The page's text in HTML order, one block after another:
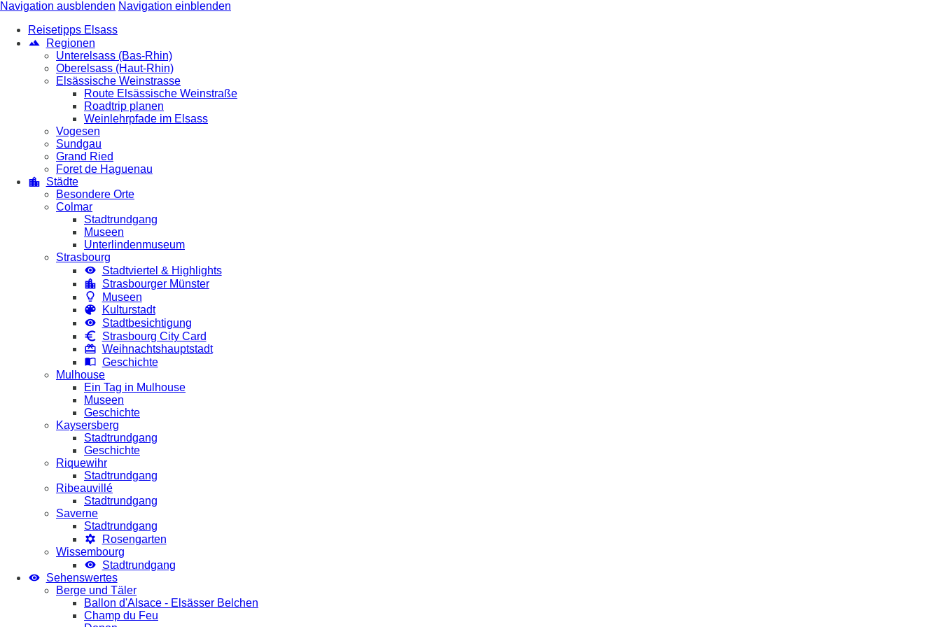
Navigation ausblenden Navigation einblenden
Reisetipps Elsass
Regionen
Unterelsass (Bas-Rhin)
Oberelsass (Haut-Rhin)
Elsässische Weinstrasse
Route Elsässische Weinstraße
Roadtrip planen
Weinlehrpfade im Elsass
Vogesen
Sundgau
Grand Ried
Foret de Haguenau
Städte
Besondere Orte
Colmar
Stadtrundgang
Museen
Unterlindenmuseum
Strasbourg
Stadtviertel & Highlights
Strasbourger Münster
Museen
Kulturstadt
Stadtbesichtigung
Strasbourg City Card
Weihnachtshauptstadt
Geschichte
Mulhouse
Ein Tag in Mulhouse
Museen
Geschichte
Kaysersberg
Stadtrundgang
Geschichte
Riquewihr
Stadtrundgang
Ribeauvillé
Stadtrundgang
Saverne
Stadtrundgang
Rosengarten
Wissembourg
Stadtrundgang
Sehenswertes
Berge und Täler
Ballon d'Alsace - Elsässer Belchen
Champ du Feu